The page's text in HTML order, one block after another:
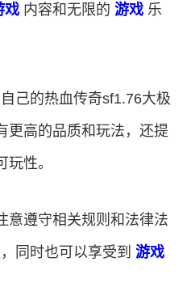
戏 内容和无限的 游戏 乐
己的热血传奇sf1.76大极
更高的品质和玩法，还提
玩性。
意遵守相关规则和法律法
同时也可以享受到 游戏